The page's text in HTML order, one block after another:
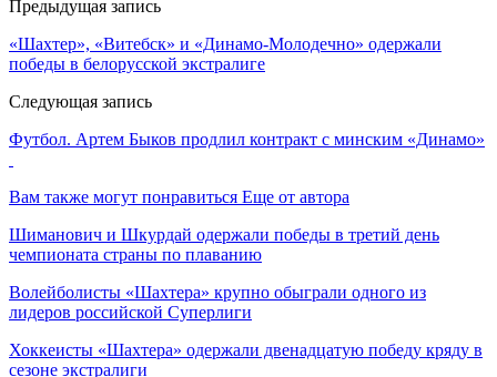
Предыдущая запись
«Шахтер», «Витебск» и «Динамо-Молодечно» одержали
победы в белорусской экстралиге
Следующая запись
Футбол. Артем Быков продлил контракт с минским «Динамо»
Вам также могут понравиться Еще от автора
Шиманович и Шкурдай одержали победы в третий день
чемпионата страны по плаванию
Волейболисты «Шахтера» крупно обыграли одного из
лидеров российской Суперлиги
Хоккеисты «Шахтера» одержали двенадцатую победу кряду в
сезоне экстралиги